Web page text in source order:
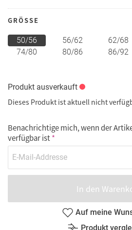
GRÖSSE
50/56 56/62 62/68
74/80
80/86 86/92
Produkt ausverkauft
Dieses Produkt ist aktuell nicht
Benachrichtige mich, wenn der
verfügbar ist
In den
Auf meine
Produkt